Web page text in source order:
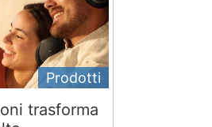
Prodotti
trasforma